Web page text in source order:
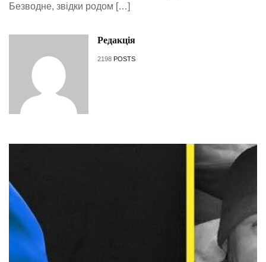
Безводне, звідки родом […]
Редакція
2198 POSTS